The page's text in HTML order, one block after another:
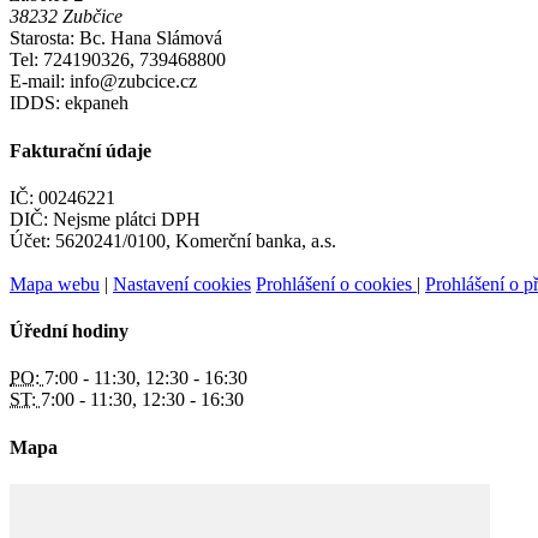
38232 Zubčice
Starosta: Bc. Hana Slámová
Tel: 724190326, 739468800
E-mail: info@zubcice.cz
IDDS: ekpaneh
Fakturační údaje
IČ: 00246221
DIČ: Nejsme plátci DPH
Účet: 5620241/0100, Komerční banka, a.s.
Mapa webu | Nastavení cookies Prohlášení o cookies | Prohlášení o
Úřední hodiny
PO: 7:00 - 11:30, 12:30 - 16:30
ST: 7:00 - 11:30, 12:30 - 16:30
Mapa